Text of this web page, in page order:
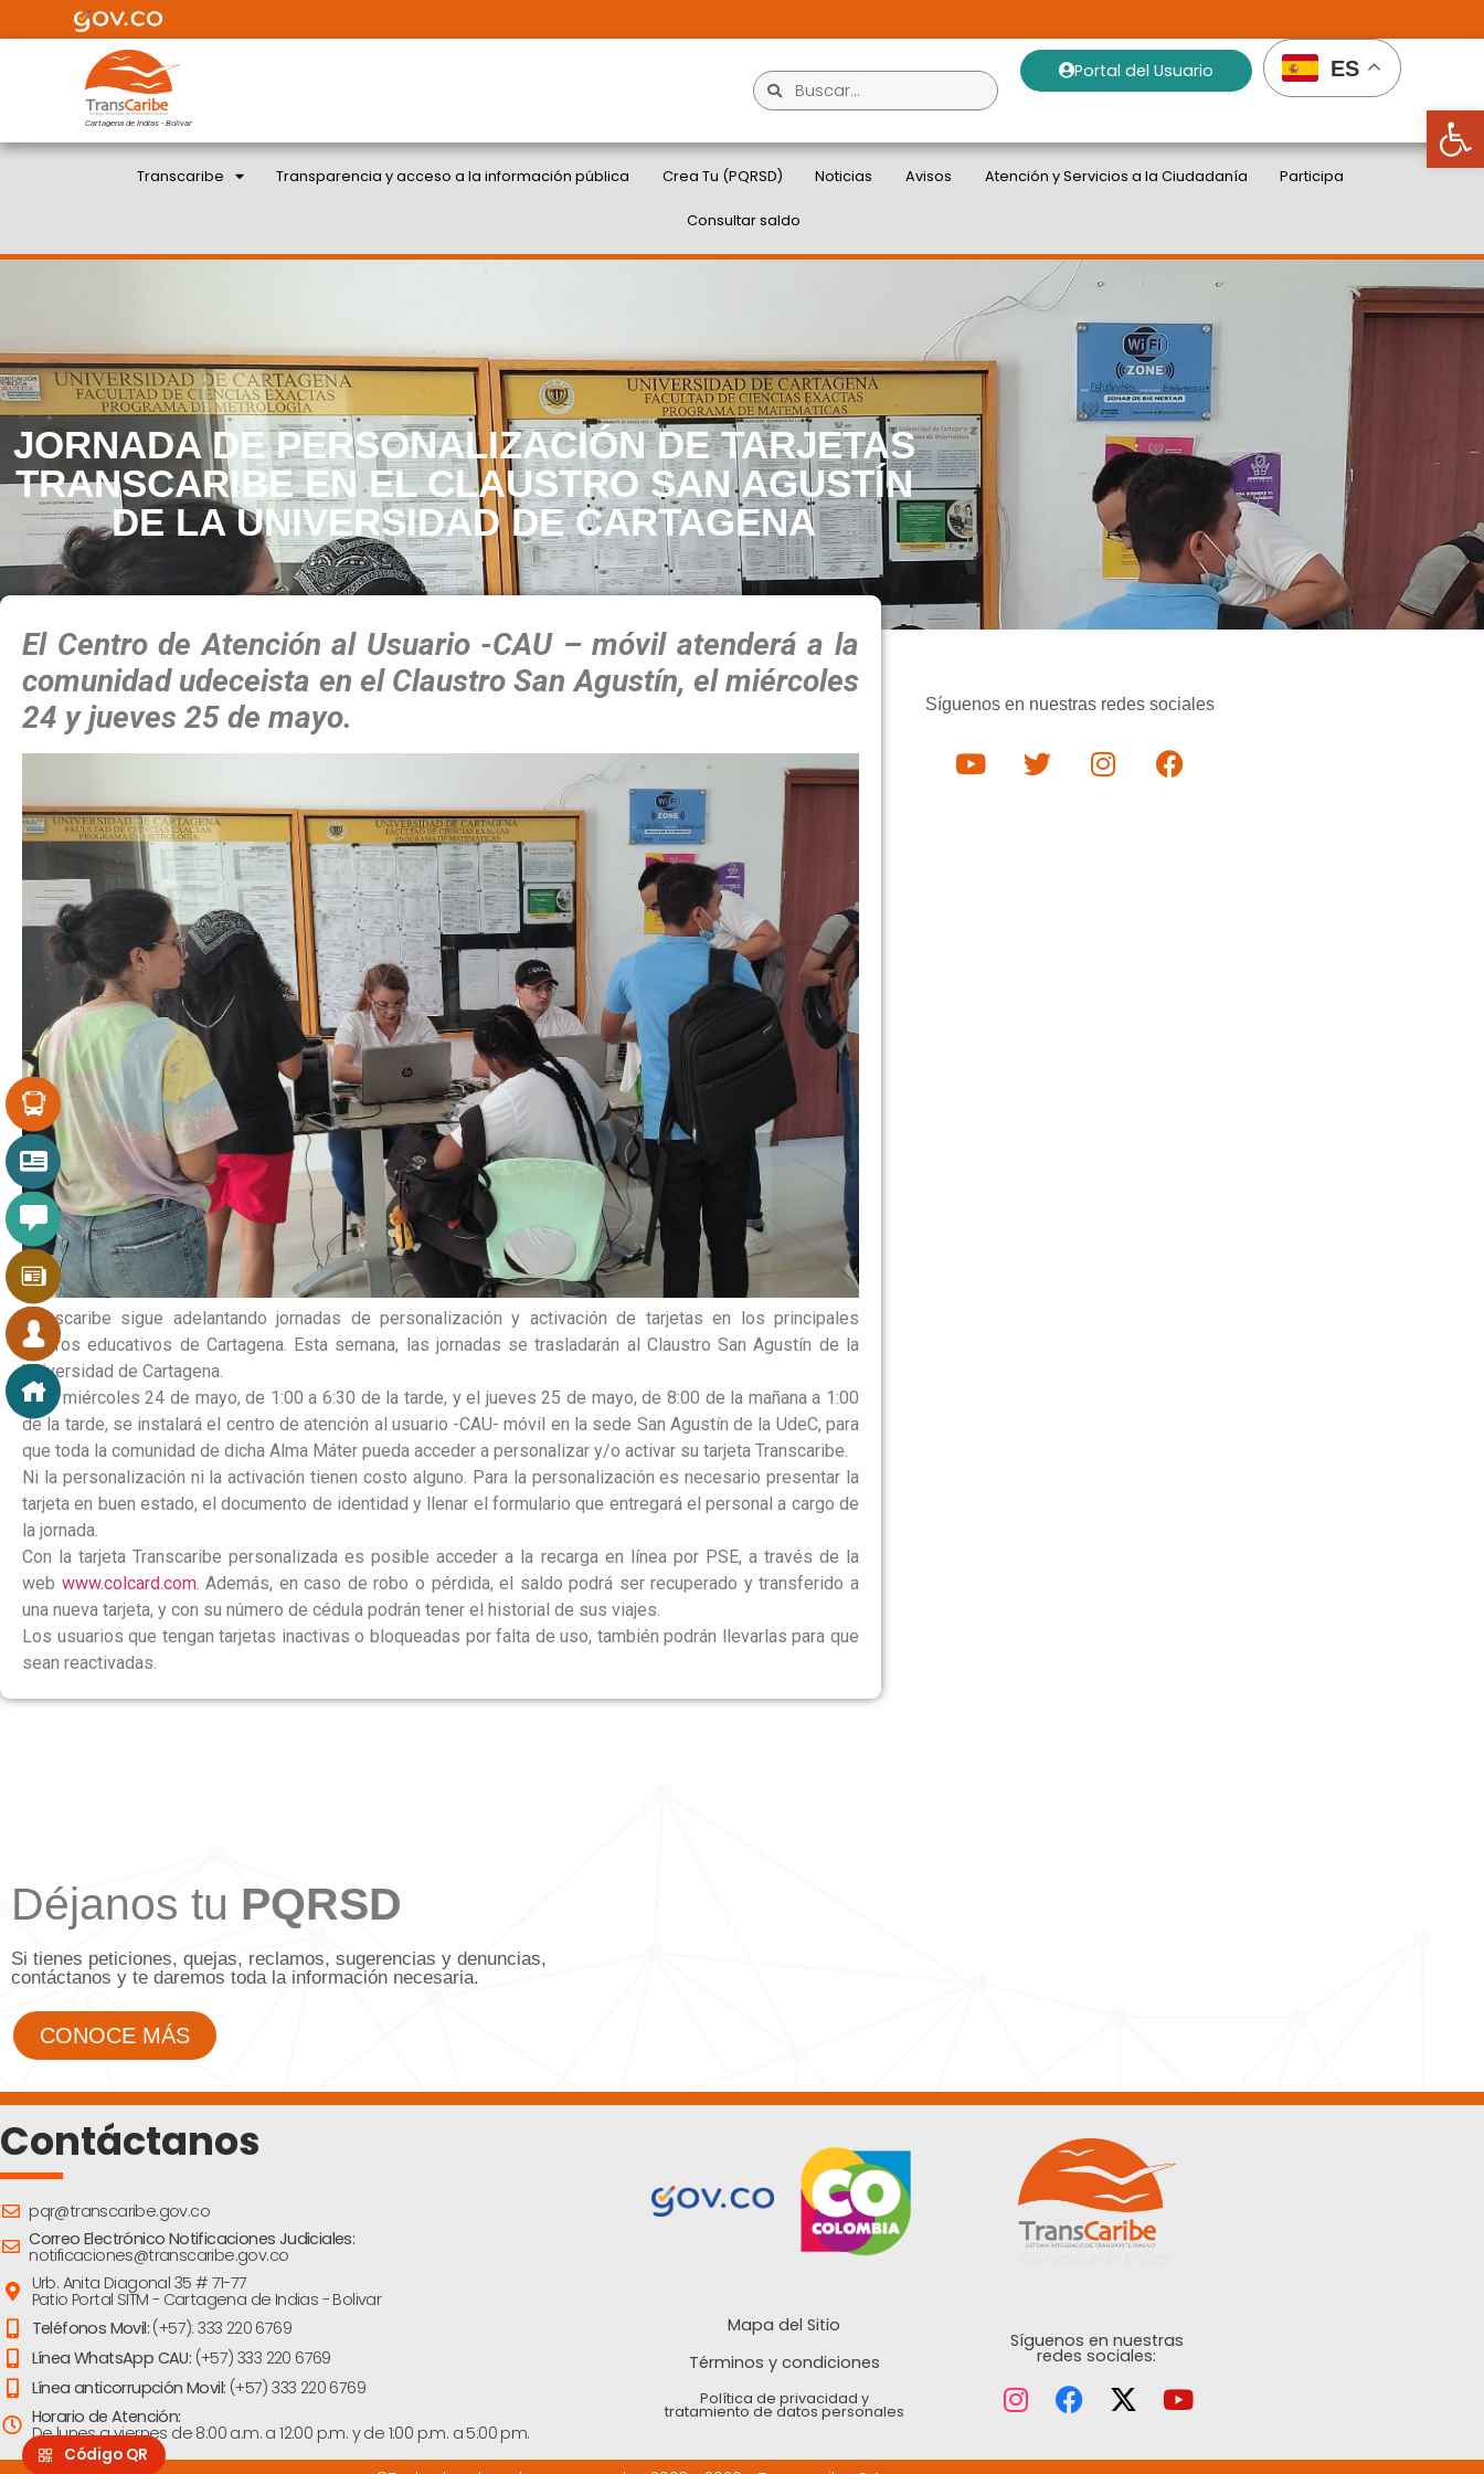
Abrir
Cartagena de Indias - Bolivar
Portal del Usuario ES
Transcaribe Transparencia y acceso a la información pública Crea Tu (PQRSD) Noticias Avisos Atención y Servicios a la Ciudadanía Participa
Consultar saldo
JORNADA DE PERSONALIZACIÓN DE TARJETAS
TRANSCARIBE EN EL CLAUSTRO SAN AGUSTÍN
DE LA UNIVERSIDAD DE CARTAGENA
El Centro de Atención al Usuario -CAU – móvil atenderá a la
comunidad udeceista en el Claustro San Agustín, el miércoles
24 y jueves 25 de mayo.
Transcaribe sigue adelantando jornadas de personalización y activación de tarjetas en los principales
centros educativos de Cartagena. Esta semana, las jornadas se trasladarán al Claustro San Agustín de la
Universidad de Cartagena.
Este miércoles 24 de mayo, de 1:00 a 6:30 de la tarde, y el jueves 25 de mayo, de 8:00 de la mañana a 1:00
de la tarde, se instalará el centro de atención al usuario -CAU- móvil en la sede San Agustín de la UdeC, para
que toda la comunidad de dicha Alma Máter pueda acceder a personalizar y/o activar su tarjeta Transcaribe.
Ni la personalización ni la activación tienen costo alguno. Para la personalización es necesario presentar la
tarjeta en buen estado, el documento de identidad y llenar el formulario que entregará el personal a cargo de
la jornada.
Con la tarjeta Transcaribe personalizada es posible acceder a la recarga en línea por PSE, a través de la
web www.colcard.com. Además, en caso de robo o pérdida, el saldo podrá ser recuperado y transferido a
una nueva tarjeta, y con su número de cédula podrán tener el historial de sus viajes.
Los usuarios que tengan tarjetas inactivas o bloqueadas por falta de uso, también podrán llevarlas para que
sean reactivadas.
Síguenos en nuestras redes sociales
Déjanos tu PQRSD
Si tienes peticiones, quejas, reclamos, sugerencias y denuncias,
contáctanos y te daremos toda la información necesaria.
CONOCE MÁS
Contáctanos
pqr@transcaribe.gov.co
Correo Electrónico Notificaciones Judiciales:
notificaciones@transcaribe.gov.co
Urb. Anita Diagonal 35 # 71-77
Patio Portal SITM - Cartagena de Indias - Bolivar
Teléfonos Movil: (+57): 333 220 6769
Línea WhatsApp CAU: (+57) 333 220 6769
Línea anticorrupción Movil: (+57) 333 220 6769
Horario de Atención:
De lunes a viernes de 8:00 a.m. a 12:00 p.m. y de 1:00 p.m. a 5:00 pm.
Mapa del Sitio
Términos y condiciones
Política de privacidad y
tratamiento de datos personales
Síguenos en nuestras
redes sociales: